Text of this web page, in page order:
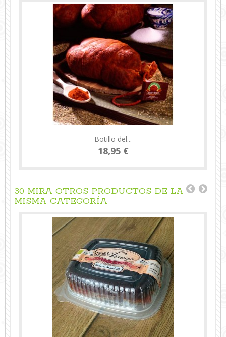
Botillo del...
18,95 €
30 MIRA OTROS PRODUCTOS DE LA
MISMA CATEGORÍA